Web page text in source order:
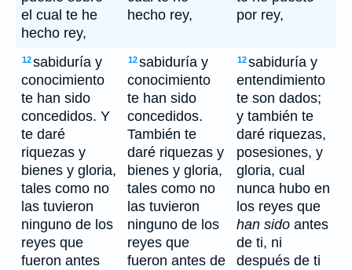
el cual te he
hecho rey,
hecho rey,
por rey,
12sabiduría y
conocimiento
te han sido
concedidos. Y
te daré
riquezas y
bienes y gloria,
tales como no
las tuvieron
ninguno de los
reyes que
fueron antes
12sabiduría y
conocimiento
te han sido
concedidos.
También te
daré riquezas y
bienes y gloria,
tales como no
las tuvieron
ninguno de los
reyes que
fueron antes de
12sabiduría y
entendimiento
te son dados;
y también te
daré riquezas,
posesiones, y
gloria, cual
nunca hubo en
los reyes que
han sido antes
de ti, ni
después de ti